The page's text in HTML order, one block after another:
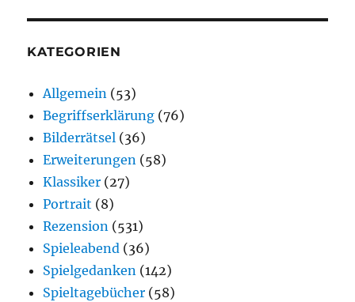
KATEGORIEN
Allgemein (53)
Begriffserklärung (76)
Bilderrätsel (36)
Erweiterungen (58)
Klassiker (27)
Portrait (8)
Rezension (531)
Spieleabend (36)
Spielgedanken (142)
Spieltagebücher (58)